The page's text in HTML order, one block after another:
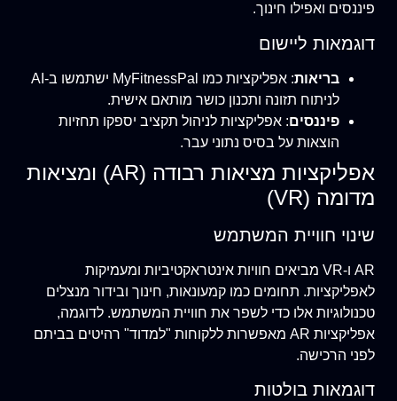
פיננסים ואפילו חינוך.
דוגמאות ליישום
בריאות
: אפליקציות כמו MyFitnessPal ישתמשו ב-AI
לניתוח תזונה ותכנון כושר מותאם אישית.
פיננסים: אפליקציות לניהול תקציב יספקו תחזיות
הוצאות על בסיס נתוני עבר.
אפליקציות מציאות רבודה (AR) ומציאות
מדומה (VR)
שינוי חוויית המשתמש
AR ו-VR מביאים חוויות אינטראקטיביות ומעמיקות
לאפליקציות. תחומים כמו קמעונאות, חינוך ובידור מנצלים
טכנולוגיות אלו כדי לשפר את חוויית המשתמש. לדוגמה,
אפליקציות AR מאפשרות ללקוחות "למדוד" רהיטים בביתם
לפני הרכישה.
דוגמאות בולטות